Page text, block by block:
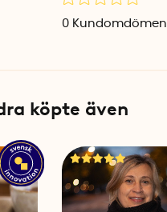
Antal: 6 st
Höjd: 2 cm
0 Kundomdömen
köpte även